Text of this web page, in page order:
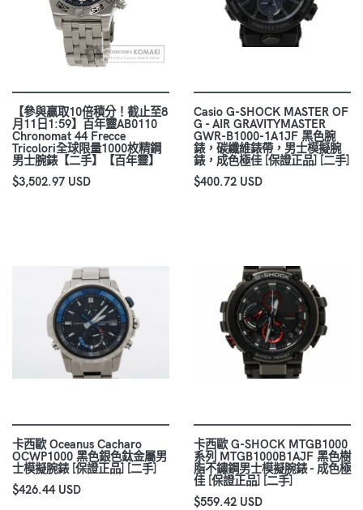
【參與贏取10倍積分！截止至8
月11日1:59】百年靈AB0110
Chronomat 44 Frecce
Tricolori全球限量1000枚精鋼
男士腕錶【二手】【百年靈】
$3,502.97 USD
Casio G-SHOCK MASTER OF
G - AIR GRAVITYMASTER
GWR-B1000-1A1JF 黑色腕
錶，碳纖維錶帶，男士模擬腕
錶，成色極佳 [保證正品] [二手]
$400.72 USD
卡西歐 Oceanus Cacharo
OCWP1000 黑色銀色鈦金屬男
士模擬腕錶 [保證正品] [二手]
$426.44 USD
卡西歐 G-SHOCK MTGB1000
系列 MTGB1000B1AJF 黑色樹
脂不鏽鋼男士模擬腕錶 - 成色極
佳 [保證正品] [二手]
$559.42 USD